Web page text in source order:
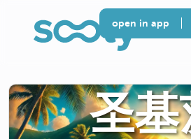
圣基
open in app